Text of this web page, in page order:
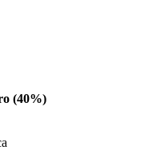
(40%)